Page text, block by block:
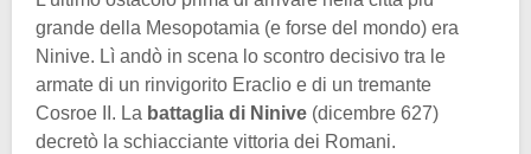
grande della Mesopotamia (e forse del mondo) era
Ninive. Lì andò in scena lo scontro decisivo tra le
armate di un rinvigorito Eraclio e di un tremante
Cosroe II. La battaglia di Ninive (dicembre 627)
decretò la schiacciante vittoria dei Romani.